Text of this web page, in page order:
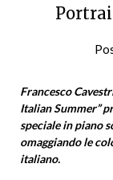
Francesco
Italian Summer”
speciale in piano
omaggiando le
italiano.